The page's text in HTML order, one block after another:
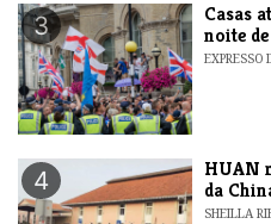
3
Casas
noite
EXPRESSO
4
HUAN
da
SHEILLA